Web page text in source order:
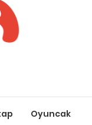
Oyuncak